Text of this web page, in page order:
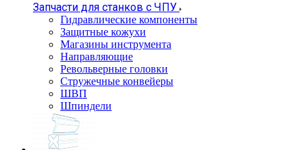
Запчасти для станков с ЧПУ
Гидравлические компоненты
Защитные кожухи
Магазины инструмента
Направляющие
Револьверные головки
Стружечные конвейеры
ШВП
Шпиндели